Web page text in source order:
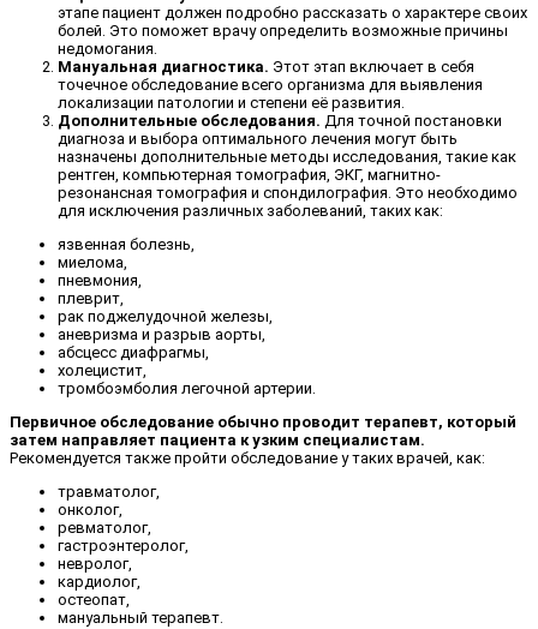
этапе пациент должен подробно рассказать о характере своих
болей. Это поможет врачу определить возможные причины
недомогания.
Мануальная диагностика. Этот этап включает в себя
точечное обследование всего организма для выявления
локализации патологии и степени её развития.
Дополнительные обследования. Для точной постановки
диагноза и выбора оптимального лечения могут быть
назначены дополнительные методы исследования, такие как
рентген, компьютерная томография, ЭКГ, магнитно-
резонансная томография и спондилография. Это необходимо
для исключения различных заболеваний, таких как:
язвенная болезнь,
миелома,
пневмония,
плеврит,
рак поджелудочной железы,
аневризма и разрыв аорты,
абсцесс диафрагмы,
холецистит,
тромбоэмболия легочной артерии.
Первичное обследование обычно проводит терапевт, который
затем направляет пациента к узким специалистам.
Рекомендуется также пройти обследование у таких врачей, как:
травматолог,
онколог,
ревматолог,
гастроэнтеролог,
невролог,
кардиолог,
остеопат,
мануальный терапевт.